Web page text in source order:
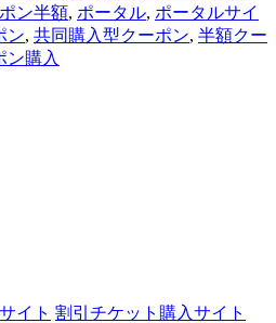
ン半額, ポータル, ポータルサイ
ン, 共同購入型クーポン, 半額クー
ン購入
イト 割引チケット購入サイト